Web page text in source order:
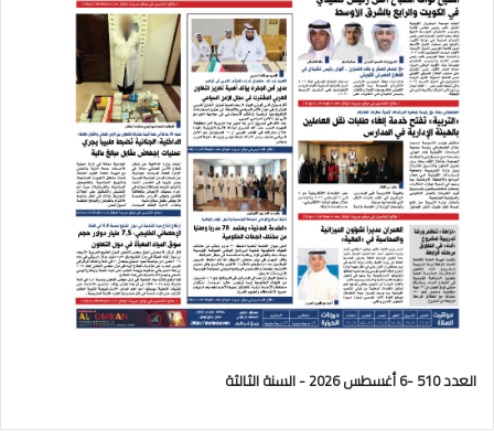
العدد 510 -6 أغسطس 2026 - السنة الثالثة